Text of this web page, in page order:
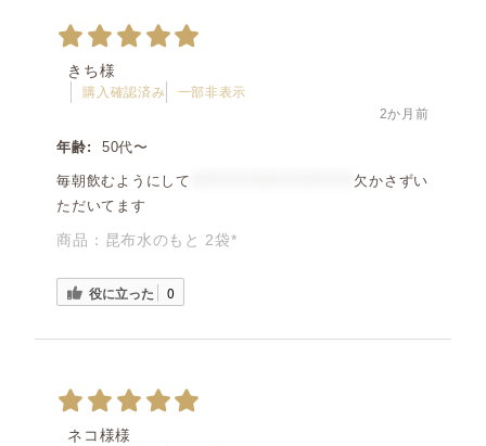
きち様
購入確認済み
一部非表示
2か月前
年齢: 50代〜
毎朝飲むようにして
欠かさずい
ただいてます
商品： 昆布水のもと 2袋*
役に立った 0
ネコ様様